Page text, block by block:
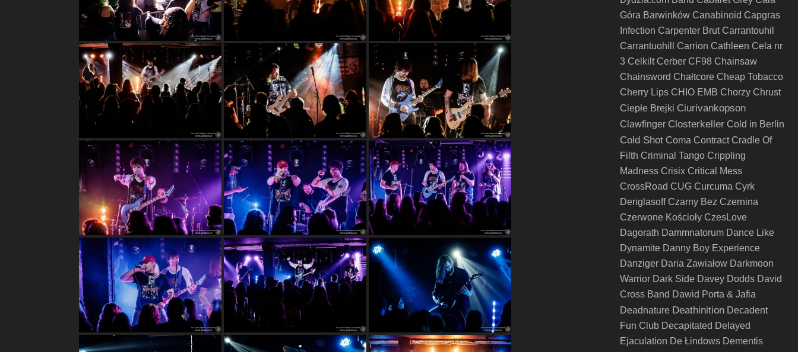
Góra Barwinków Canabinoid Capgras
Infection Carpenter Brut Carrantouhil
Carrantuohill
Carrion Cathleen Cela nr
3 Celkilt Cerber CF98 Chainsaw
Chainsword Chałtcore Cheap Tobacco
Cherry Lips CHIO EMB Chorzy Chrust
Ciepłe Brejki Ciurivankopson
Clawfinger Closterkeller Cold in Berlin
Cold Shot Coma Contract Cradle Of
Filth Criminal Tango Crippling
Madness Crisix Critical Mess
CrossRoad CUG Curcuma Cyrk
Deriglasoff Czarny Bez Czernina
Czerwone Kościoły CzesLove
Dagorath Dammnatorum Dance Like
Dynamite Danny Boy Experience
Danziger Daria Zawiałow Darkmoon
Warrior Dark Side Davey Dodds David
Cross Band Dawid Porta & Jafia
Deadnature Deathinition Decadent
Fun Club Decapitated Delayed
Ejaculation De Łindows Dementis